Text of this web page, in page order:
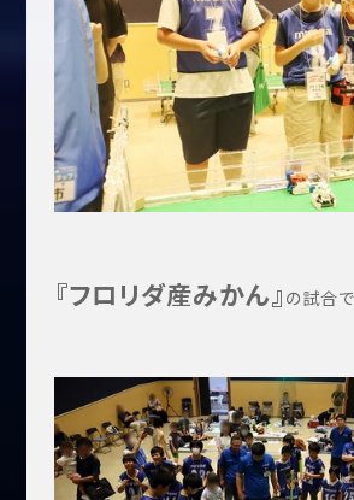
『フロリダ産みかん』 の試合で